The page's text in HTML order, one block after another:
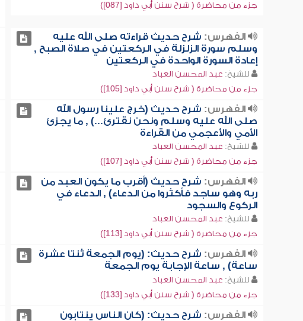
جزء من محاضرة ( شرح سنن أبي داود [087])
الفهرس: شرح حديث قراءته صلى الله عليه
وسلم سورة الزلزلة في الركعتين في صلاة الصبح ,
إعادة السورة الواحدة في الركعتين
للشيخ: عبد المحسن العباد
جزء من محاضرة ( شرح سنن أبي داود [105])
الفهرس: شرح حديث (خرج علينا رسول الله
صلى الله عليه وسلم ونحن نقترئ...) , ما يجزئ
الأمي والأعجمي من القراءة
للشيخ: عبد المحسن العباد
جزء من محاضرة ( شرح سنن أبي داود [107])
الفهرس: شرح حديث (أقرب ما يكون العبد من
ربه وهو ساجد فأكثروا من الدعاء) , الدعاء في
الركوع والسجود
للشيخ: عبد المحسن العباد
جزء من محاضرة ( شرح سنن أبي داود [113])
الفهرس: شرح حديث: (يوم الجمعة ثنتا عشرة
ساعة) , ساعة الإجابة يوم الجمعة
للشيخ: عبد المحسن العباد
جزء من محاضرة ( شرح سنن أبي داود [133])
الفهرس: شرح حديث: (كان الناس ينتابون